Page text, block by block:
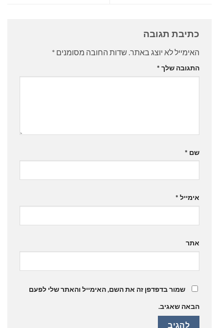
כתיבת תגובה
האימייל לא יוצג באתר. שדות החובה מסומנים *
התגובה שלך *
שם *
אימייל *
אתר
שמור בדפדפן זה את השם, האימייל והאתר שלי לפעם
הבאה שאגיב.